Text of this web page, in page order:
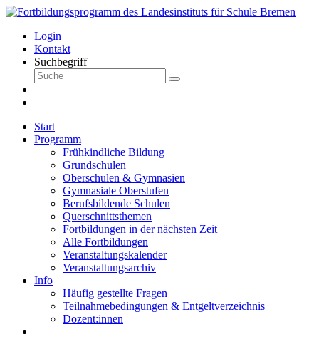
Login
Kontakt
Suchbegriff
Start
Programm
Frühkindliche Bildung
Grundschulen
Oberschulen & Gymnasien
Gymnasiale Oberstufen
Berufsbildende Schulen
Querschnittsthemen
Fortbildungen in der nächsten Zeit
Alle Fortbildungen
Veranstaltungskalender
Veranstaltungsarchiv
Info
Häufig gestellte Fragen
Teilnahmebedingungen & Entgeltverzeichnis
Dozent:innen